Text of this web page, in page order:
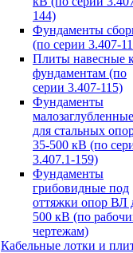
144)
Фундаменты
(по серии 3.407-
Плиты навесные
фундаментам (по
серии 3.407-115)
Фундаменты
малозаглубленные
для стальных
35-500 кВ (по
3.407.1-159)
Фундаменты
грибовидные под
оттяжки опор ВЛ
500 кВ (по
чертежам)
Кабельные лотки и